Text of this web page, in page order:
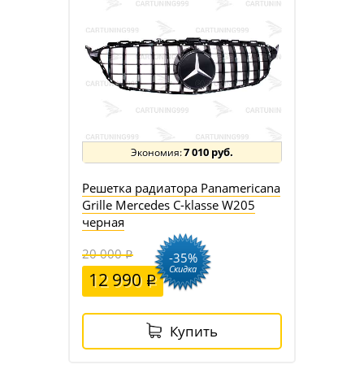
7 010 руб.
Решетка радиатора Panamericana
Grille Mercedes C-klasse W205
черная
20 000
12 990
-35%
Скидка
Купить